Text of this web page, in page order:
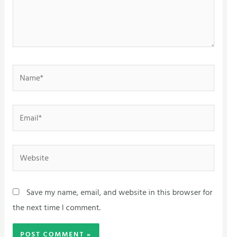
Name*
Email*
Website
Save my name, email, and website in this browser for
the next time I comment.